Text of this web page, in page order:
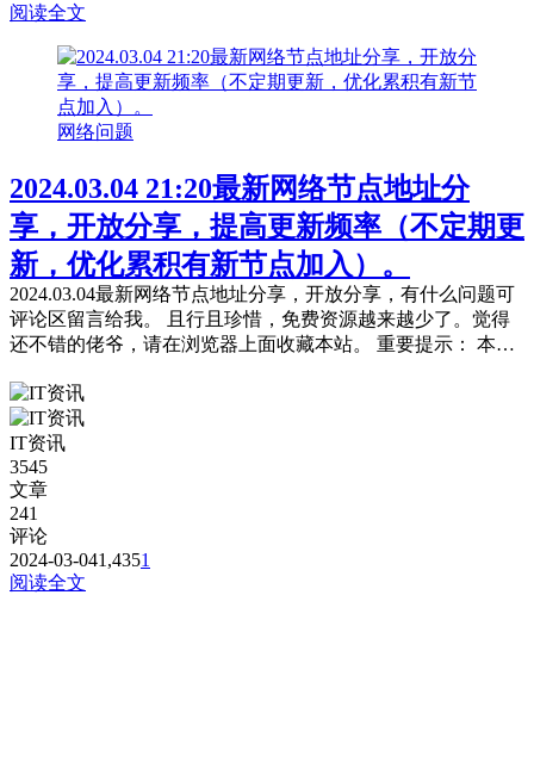
阅读全文
网络问题
2024.03.04 21:20最新网络节点地址分
享，开放分享，提高更新频率（不定期更
新，优化累积有新节点加入）。
2024.03.04最新网络节点地址分享，开放分享，有什么问题可
评论区留言给我。 且行且珍惜，免费资源越来越少了。觉得
还不错的佬爷，请在浏览器上面收藏本站。 重要提示： 本站
收费版的高速机场节点相提并论，不能奢望太多。 为防止失
联，请下载本站APP进行安装或是收藏本站及备用站点。 常
见问题，统一回复： 第一：注意你自己的网络环境（本地连
接当中的...
IT资讯
3545
文章
241
评论
2024-03-041,4351
阅读全文